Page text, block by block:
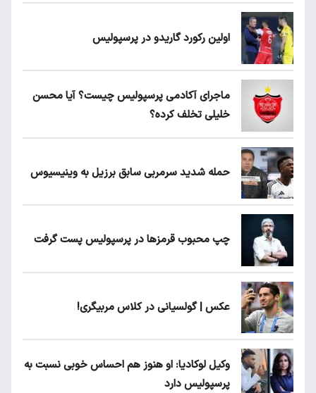
اولین رکورد گاریدو در پرسپولیس
ماجرای آکادمی پرسپولیس چیست؟ آیا محسن
خلیلی تخلف کرده؟
حمله شدید سرمربی سابق برزیل به وینیسیوس
چپ محبوب قرمزها در پرسپولیس پست گرفت
عکس | گولسیانی در کلاس مربیگری!
وکیل لوکادیا: او هنوز هم احساس خوبی نسبت به
پرسپولیس دارد